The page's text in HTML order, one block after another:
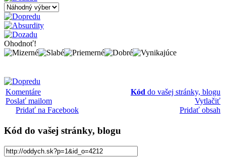
Ohodnoť!
Komentáre
Poslať mailom
Pridať na Facebook
Kód do vašej stránky, blogu
Vytlačiť
Pridať obsah
Kód do vašej stránky, blogu